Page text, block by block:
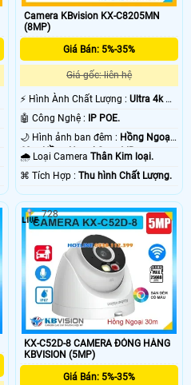
Camera KBvision KX-C8205MN
(8MP)
Giá Bán: 5%-35%
Giá gốc: liên hệ
️⚡ Hình Ành Chất Lượng :Ultra 4k 👍🏾
.
🤖️ Công Nghệ :
IP POE.
🌙 Hình ảnh ban đêm : Hồng Ngoại
60m Hồng Ngoại Smart IR.
🌧️ Loại CameraThân Kim loại.
️⌘ Tích Hợp :Thu hình Chất Lượng.
KX-C52D-8 CAMERA ĐÓNG HÀNG
KBVISION (5MP)
Giá Bán: 5%-35%
728